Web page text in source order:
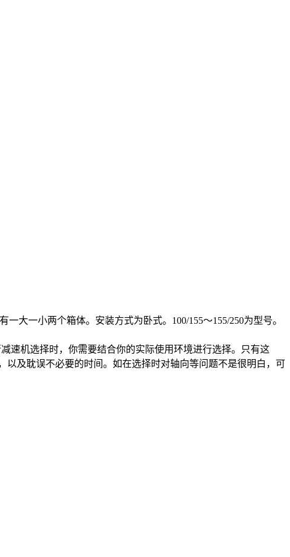
大一小两个箱体。安装方式为卧式。100/155～155/250为型号。
速机选择时，你需要结合你的实际使用环境进行选择。只有这
及耽误不必要的时间。如在选择时对轴向等问题不是很明白，可